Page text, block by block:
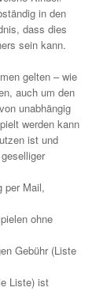
in den
dass dies
sein kann.
gelten – wie
auch um den
unabhängig
werden kann
ist und
per Mail,
ohne
Gebühr (Liste
Liste) ist